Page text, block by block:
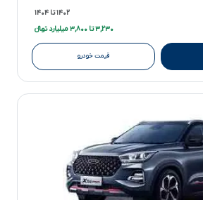
۱۴۰۲ تا ۱۴۰۴
۳,۲۳۰ تا ۳,۸۰۰ میلیارد تومانءءء
قیمت خودرو